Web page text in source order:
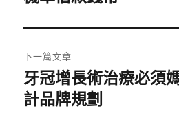
覽
文
章:
下一篇文章
下
一
牙冠增長術治療必須
計品牌規劃